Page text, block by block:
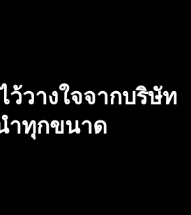
ว้วางใจจากบริษัท
ำทุกขนาด